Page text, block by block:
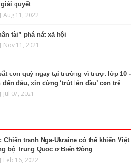
quyết
Aug 11, 2022
tài” phá nát xã hội
Nov 11, 2021
con quỳ ngay tại trường vì trượt lớp 10 -
đến đâu, xin đừng ‘trút lên đầu’ con trẻ
Jul 07, 2021
Chiến tranh Nga-Ukraine có thể khiến Việt
bộ Trung Quốc ở Biển Đông
Feb 16, 2022